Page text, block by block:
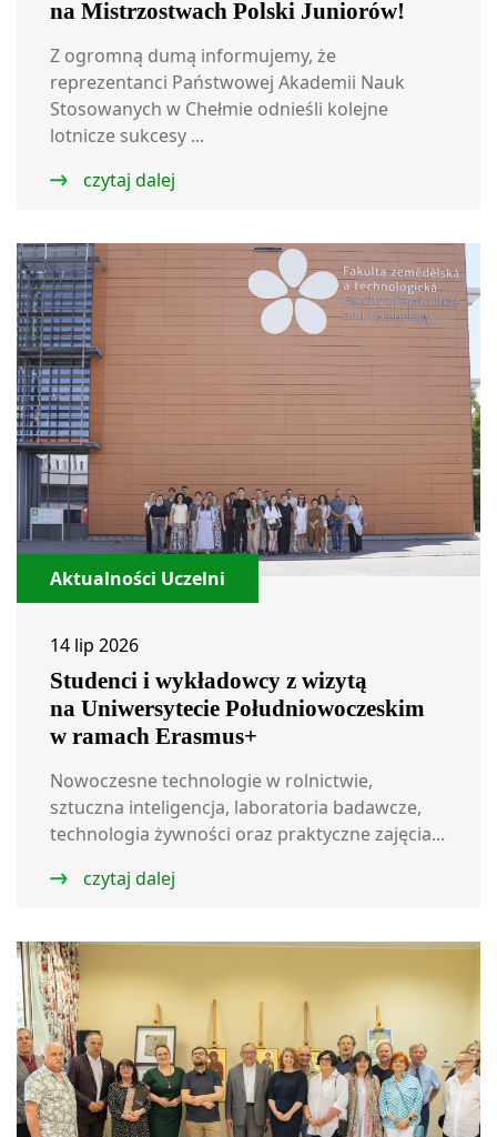
na Mistrzostwach Polski Juniorów!
Z ogromną dumą informujemy, że
reprezentanci Państwowej Akademii Nauk
Stosowanych w Chełmie odnieśli kolejne
lotnicze sukcesy ...
czytaj dalej
Aktualności Uczelni
14 lip 2026
Studenci i wykładowcy z wizytą
na Uniwersytecie Południowoczeskim
w ramach Erasmus+
Nowoczesne technologie w rolnictwie,
sztuczna inteligencja, laboratoria badawcze,
technologia żywności oraz praktyczne zajęcia...
czytaj dalej